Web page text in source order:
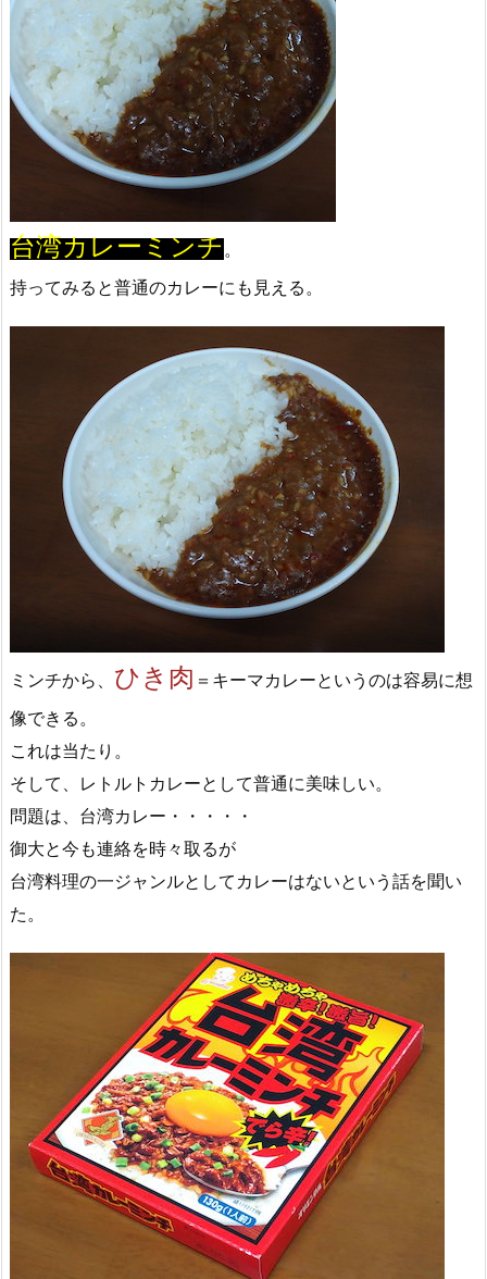
台湾カレーミンチ。
持ってみると普通のカレーにも見える。
ミンチから、 ひき肉 ＝キーマカレーというのは容易に想
像できる。
これは当たり。
そして、レトルトカレーとして普通に美味しい。
問題は、台湾カレー・・・・・
御大と今も連絡を時々取るが
台湾料理の一ジャンルとしてカレーはないという話を聞い
た。